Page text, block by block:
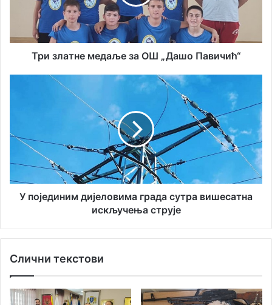
Павичић“
Три златне медаље за ОШ „Дашо Павичић“
сутра
вишесатна
искључења
струје
У појединим дијеловима града сутра вишесатна
искључења струје
Слични текстови